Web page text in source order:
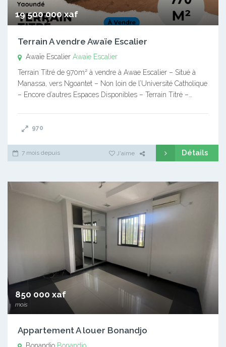
19 500 000 xaf
Terrain A vendre Awaïe Escalier
Awaïe Escalier Awaïe Escalier
Terrain Titré de 970m² à vendre à Awae Escalier – Situé à
Manassa, vers Ngoantet – Non loin de l’Université Catholique
– Encore d’autres Espaces Disponibles – Terrain Titré –…
970
7 mois depuis J'aime Détails
850 000 xaf
mois
Appartement A louer Bonandjo